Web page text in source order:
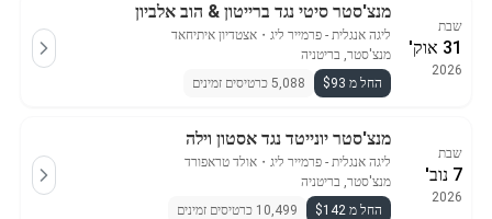
שבת
31 אוק'
2026
מנצ'סטר סיטי נגד ברייטון & הוב אלביון
ליגה אנגלית - פרמייר ליג ・ אצטדיון איתיחאד
מנצ'סטר, בריטניה
החל מ $93
5,088 כרטיסים זמינים
שבת
7 נוב'
2026
מנצ'סטר יונייטד נגד אסטון וילה
ליגה אנגלית - פרמייר ליג ・ אולד טראפורד
מנצ'סטר, בריטניה
החל מ $142
10,499 כרטיסים זמינים